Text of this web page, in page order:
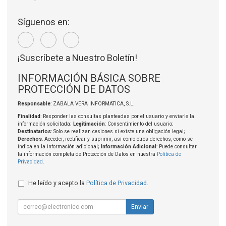
Síguenos en:
¡Suscríbete a Nuestro Boletín!
INFORMACIÓN BÁSICA SOBRE
PROTECCIÓN DE DATOS
Responsable: ZABALA VERA INFORMATICA, S.L.
Finalidad: Responder las consultas planteadas por el usuario y enviarle la
información solicitada; Legitimación: Consentimiento del usuario;
Destinatarios: Solo se realizan cesiones si existe una obligación legal;
Derechos: Acceder, rectificar y suprimir, así como otros derechos, como se
indica en la información adicional;
Información Adicional : Puede consultar
la información completa de Protección de Datos en nuestra Política de
Privacidad
He leído y acepto la Política de Privacidad
Enviar